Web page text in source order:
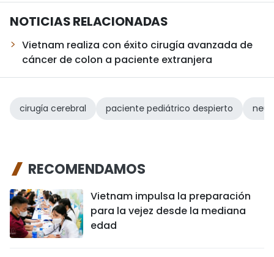
NOTICIAS RELACIONADAS
Vietnam realiza con éxito cirugía avanzada de
cáncer de colon a paciente extranjera
cirugía cerebral paciente pediátrico despierto
RECOMENDAMOS
Vietnam impulsa la preparación
para la vejez desde la mediana
edad